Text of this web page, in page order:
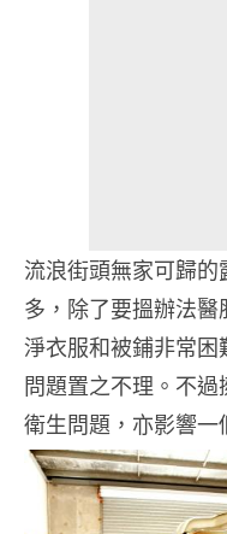
流浪街頭無家可歸
多，除了要搵辦法
淨衣服和被鋪非常
問題置之不理。不
衛生問題，亦影響一